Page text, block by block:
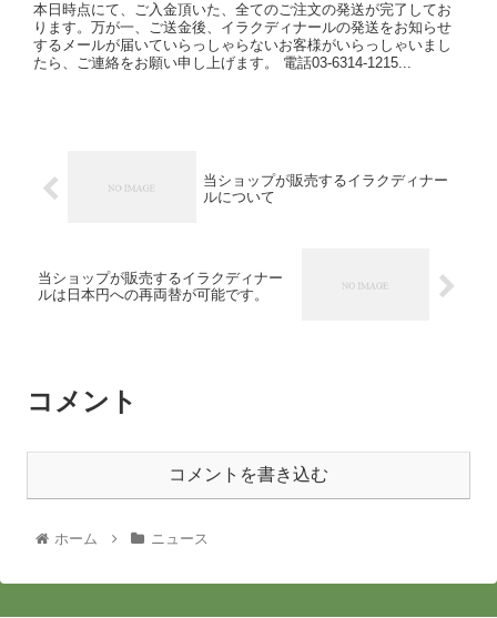
本日時点にて、ご入金頂いた、全てのご注文の発送が完了してお
ります。万が一、ご送金後、イラクディナールの発送をお知らせ
するメールが届いていらっしゃらないお客様がいらっしゃいまし
たら、ご連絡をお願い申し上げます。 電話03-6314-1215...
当ショップが販売するイラクディナー
ルについて
当ショップが販売するイラクディナー
ルは日本円への再両替が可能です。
コメント
コメントを書き込む
ホーム ニュース